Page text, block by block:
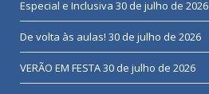
Especial e Inclusiva 30 de julho de 2026
De volta às aulas! 30 de julho de 2026
VERÃO EM FESTA30 de julho de 2026